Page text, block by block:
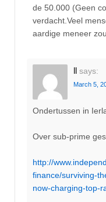
de 50.000 (Geen
verdacht.Veel
aardige meneer
ll says:
March 5,
Ondertussen in
Over sub-prime
http://
finance/surviving-
now-charging-top-